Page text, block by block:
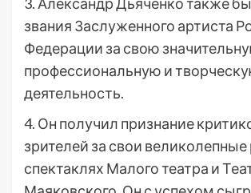
звания Заслуженного артиста
Федерации за свою
профессиональную и
деятельность.
4. Он получил признание
зрителей за свои великолепные
спектаклях Малого театра и